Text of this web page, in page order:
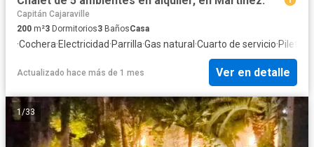
Capitán Cajaraville
200 m²3 Dormitorios3 BañosCasa
·Cochera·Electricidad·Parrilla·Gas natural ·Cuarto de servicio·Pileta
Actualizado hace más de 1 mes Ver en detalle
1 /33